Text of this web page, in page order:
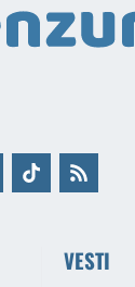
VESTI